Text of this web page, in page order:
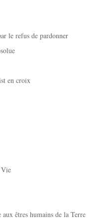
le refus de pardonner
en croix
Vie
êtres humains de la Terre